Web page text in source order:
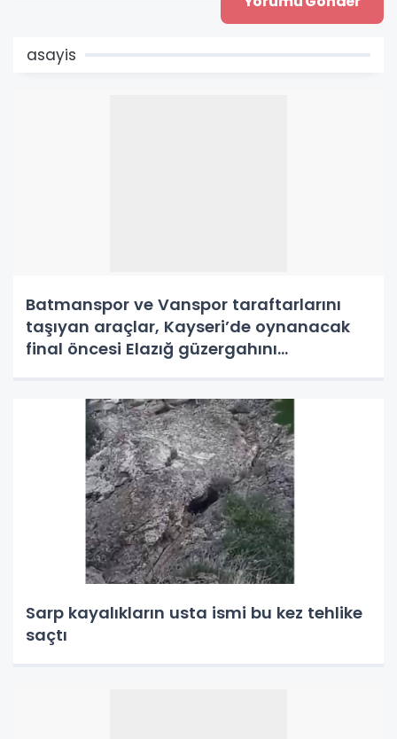
asayis
Batmanspor ve Vanspor taraftarlarını
taşıyan araçlar, Kayseri’de oynanacak
final öncesi Elazığ güzergahını
Sarp kayalıkların usta ismi bu kez tehlike
saçtı